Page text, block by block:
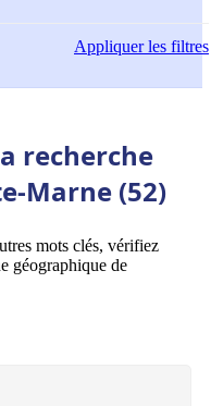
Appliquerles filtres
recherche
Marne (52)
mots clés, vérifiez
géographique de